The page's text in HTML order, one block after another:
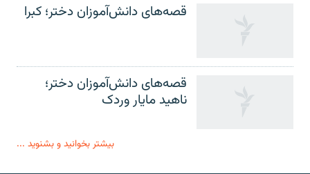
قصه‌های دانش‌آموزان دختر؛ کبرا
قصه‌های دانش‌آموزان دختر؛
ناهید مایار وردک
بیشتر بخوانید و بشنوید ...